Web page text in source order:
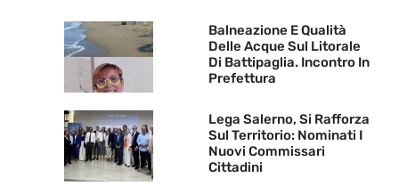
Balneazione E Qualità
Delle Acque Sul Litorale
Di Battipaglia. Incontro In
Prefettura
Lega Salerno, Si Rafforza
Sul Territorio: Nominati I
Nuovi Commissari
Cittadini